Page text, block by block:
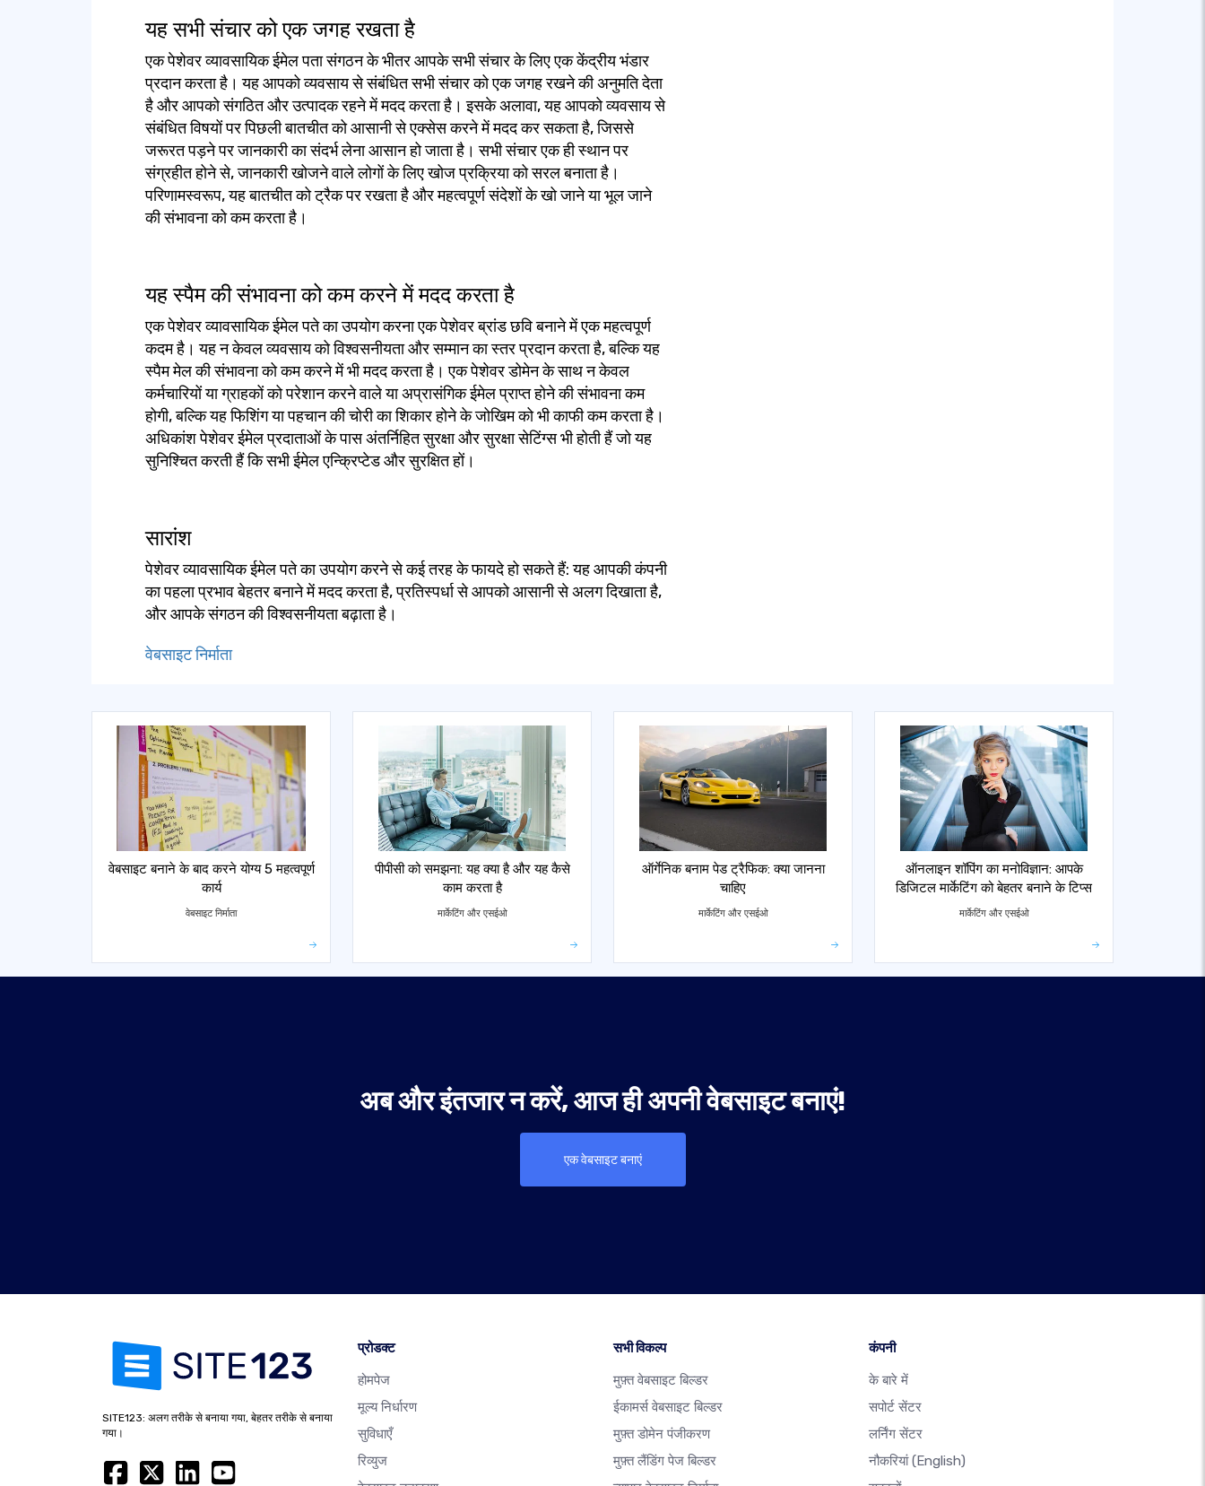
यह सभी संचार को एक जगह रखता है
एक पेशेवर व्यावसायिक ईमेल पता संगठन के भीतर आपके सभी संचार के लिए एक केंद्रीय भंडार
प्रदान करता है। यह आपको व्यवसाय से संबंधित सभी संचार को एक जगह रखने की अनुमति देता
है और आपको संगठित और उत्पादक रहने में मदद करता है। इसके अलावा, यह आपको व्यवसाय से
संबंधित विषयों पर पिछली बातचीत को आसानी से एक्सेस करने में मदद कर सकता है, जिससे
जरूरत पड़ने पर जानकारी का संदर्भ लेना आसान हो जाता है। सभी संचार एक ही स्थान पर
संग्रहीत होने से, जानकारी खोजने वाले लोगों के लिए खोज प्रक्रिया को सरल बनाता है।
परिणामस्वरूप, यह बातचीत को ट्रैक पर रखता है और महत्वपूर्ण संदेशों के खो जाने या भूल जाने
की संभावना को कम करता है।
यह स्पैम की संभावना को कम करने में मदद करता है
एक पेशेवर व्यावसायिक ईमेल पते का उपयोग करना एक पेशेवर ब्रांड छवि बनाने में एक महत्वपूर्ण
कदम है। यह न केवल व्यवसाय को विश्वसनीयता और सम्मान का स्तर प्रदान करता है, बल्कि यह
स्पैम मेल की संभावना को कम करने में भी मदद करता है। एक पेशेवर डोमेन के साथ न केवल
कर्मचारियों या ग्राहकों को परेशान करने वाले या अप्रासंगिक ईमेल प्राप्त होने की संभावना कम
होगी, बल्कि यह फिशिंग या पहचान की चोरी का शिकार होने के जोखिम को भी काफी कम करता है।
अधिकांश पेशेवर ईमेल प्रदाताओं के पास अंतर्निहित सुरक्षा और सुरक्षा सेटिंग्स भी होती हैं जो यह
सुनिश्चित करती हैं कि सभी ईमेल एन्क्रिप्टेड और सुरक्षित हों।
सारांश
पेशेवर व्यावसायिक ईमेल पते का उपयोग करने से कई तरह के फायदे हो सकते हैं: यह आपकी कंपनी
का पहला प्रभाव बेहतर बनाने में मदद करता है, प्रतिस्पर्धा से आपको आसानी से अलग दिखाता है,
और आपके संगठन की विश्वसनीयता बढ़ाता है।
वेबसाइट निर्माता
वेबसाइट बनाने के बाद करने योग्य 5 महत्वपूर्ण
कार्य
वेबसाइट निर्माता
पीपीसी को समझना: यह क्या है और यह कैसे
काम करता है
मार्केटिंग और एसईओ
ऑर्गेनिक बनाम पेड ट्रैफिक: क्या जानना
चाहिए
मार्केटिंग और एसईओ
ऑनलाइन शॉपिंग का मनोविज्ञान: आपके
डिजिटल मार्केटिंग को बेहतर बनाने के टिप्स
मार्केटिंग और एसईओ
अब और इंतजार न करें, आज ही अपनी वेबसाइट बनाएं!
एक वेबसाइट बनाएं
SITE123: अलग तरीके से बनाया गया, बेहतर तरीके से बनाया
गया।
प्रोडक्ट
होमपेज
मूल्य निर्धारण
सुविधाएँ
रिव्युज
सभी विकल्प
मुफ़्त वेबसाइट बिल्डर
ईकामर्स वेबसाइट बिल्डर
मुफ़्त डोमेन पंजीकरण
मुफ़्त लैंडिंग पेज बिल्डर
कंपनी
के बारे में
सपोर्ट सेंटर
लर्निंग सेंटर
नौकरियां(English)